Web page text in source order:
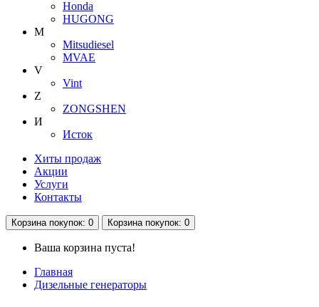
Honda
HUGONG
M
Mitsudiesel
MVAE
V
Vint
Z
ZONGSHEN
И
Исток
Хиты продаж
Акции
Услуги
Контакты
Корзинапокупок: 0 Корзинапокупок: 0
Ваша корзина пуста!
Главная
Дизельные генераторы